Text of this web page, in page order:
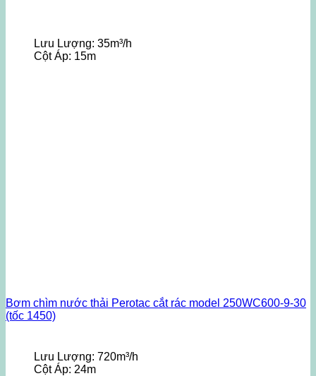
Lưu Lượng: 35m³/h
Cột Áp: 15m
Bơm chìm nước thải Perotac cắt rác model 250WC600-9-30
(tốc 1450)
Lưu Lượng: 720m³/h
Cột Áp: 24m